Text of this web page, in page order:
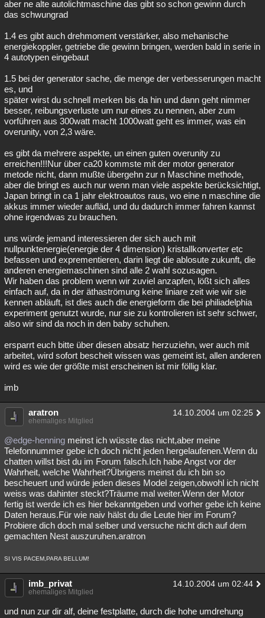
aber ne alte autolichtmaschine das gibt so schon gewinn durch
das schwungrad
1.4 es gibt auch drehmoment verstärker, also mehanische
energiekoppler, getriebe die gewinn bringen, werden bald in serie in
4 autotypen eingebaut
1.5 bei der generator sache, die menge der verbesserungen macht
es, und
später wirst du schnell merken bis da hin und dann geht nimmer
besser, reibungsverluste um nur eines zu nennen, aber zum
vorführen aus 300watt macht 1000watt geht es immer, was ein
overunity, von 2,3 wäre.
es gibt da mehrere aspekte, un einen guten overunity zu
erreichen!!!Nur über ca20 kommste mit der motor generator
metode nicht, dann mußte übergehn zur n Maschine methode,
aber die bringt es auch nur wenn man viele aspekte berücksichtigt,
Japan bringt in ca 1 jahr elektroautos raus, wo eine n maschine die
akkus immer wieder aufläd, und du dadurch immer fahren kannst
ohne irgendwas zu brauchen.
uns würde jemand interessieren der sich auch mit
nullpunktenergie(energie der 4 dimension) kristallkonverter etc
befassen und exprementieren, darin liegt die ablosute zukunft, die
anderen energiemaschinen sind alle 2 wahl sozusagen.
Wir haben das problem wenn wir zuviel anzapfen, lößt sich alles
einfach auf, da in der äthaströmung keine liniare zeit wie wir sie
kennen abläuft, ist dies auch die energieform die bei philiadelphia
experiment genutzt wurde, nur sie zu kontrolieren ist sehr schwer,
also wir sind da noch in den baby schuhen.
ersparrt euch bitte über diesen absatz herzuziehn, wer auch mit
arbeitet, wird sofort bescheit wissen was gemeint ist, allen anderen
wird es wie der größte mist erscheinen ist mir föllig klar.
imb
aratron 14.10.2004 um 02:25
ehemaliges Mitglied
@edge-henning meinst ich wüsste das nicht,aber meine
Telefonnummer gebe ich doch nicht jeden hergelaufenen.Wenn du
chatten willst bist du im Forum falsch.Ich habe Angst vor der
Wahrheit, welche Wahrheit?Übrigens meinst du ich bin so
bescheuert und würde jeden dieses Model zeigen,obwohl ich nicht
weiss was dahinter steckt?Träume mal weiter.Wenn der Motor
fertig ist werde ich es hier bekanntgeben und vorher gebe ich keine
Daten heraus.Für wie naiv hälst du die Leute hier im Forum?
Probiere dich doch mal selber und versuche nicht dich auf dem
gemachten Nest auszuruhen.aratron
SI VIS PACEM,PARA BELLUM!
imb_privat 14.10.2004 um 02:44
ehemaliges Mitglied
und nun zur dir alf, deine festplatte, durch die hohe umdrehung